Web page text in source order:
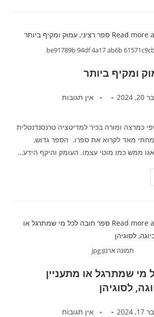
be91789b 94df 4a17 ab6b
ומקיף ביותר
אין תגובות
כמרצה ומורה בכיר למדיטציה טרנסנדנטלית
שמחתי מאד לקרוא את ספרו. הספר גדוש,
ממש כמו מוטי עצמו. העומק והיקף הידע…
תמונה ארנון.jpg
מי שמתרגל או מתעניין
לסוגיהן
אין תגובות